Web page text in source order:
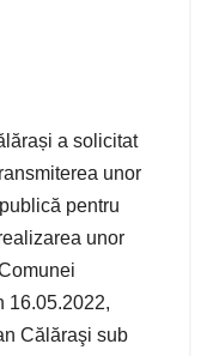
a solicitat
unor
pentru
unor
16.05.2022,
Călăraşi sub